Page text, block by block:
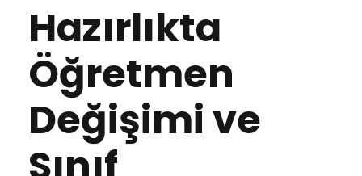
Hazırlıkta
Öğretmen
Değişimi ve